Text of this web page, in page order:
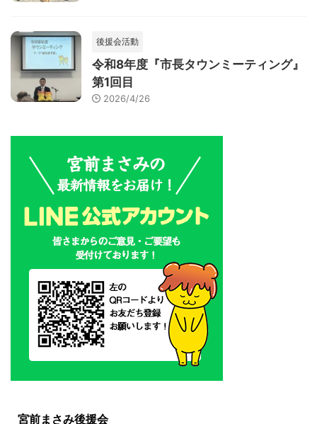
後援会活動
令和8年度『市長タウンミーティング』
第1回目
2026/4/26
宮前まさみ後援会